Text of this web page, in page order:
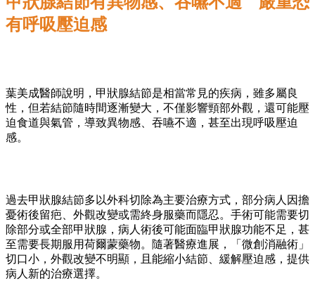
有呼吸壓迫感
葉美成醫師說明，甲狀腺結節是相當常見的疾病，雖多屬良
性，但若結節隨時間逐漸變大，不僅影響頸部外觀，還可能壓
迫食道與氣管，導致異物感、吞嚥不適，甚至出現呼吸壓迫
感。
過去甲狀腺結節多以外科切除為主要治療方式，部分病人因擔
憂術後留疤、外觀改變或需終身服藥而隱忍。手術可能需要切
除部分或全部甲狀腺，病人術後可能面臨甲狀腺功能不足，甚
至需要長期服用荷爾蒙藥物。隨著醫療進展，「微創消融術」
切口小，外觀改變不明顯，且能縮小結節、緩解壓迫感，提供
病人新的治療選擇。